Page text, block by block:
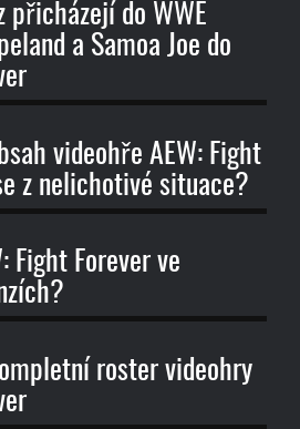
přicházejí do WWE
a Samoa Joe do
videohře AEW: Fight
z nelichotivé situace?
Fight Forever ve
roster videohry